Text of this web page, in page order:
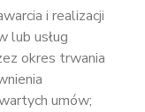
i realizacji
lub usług
okres trwania
umów;